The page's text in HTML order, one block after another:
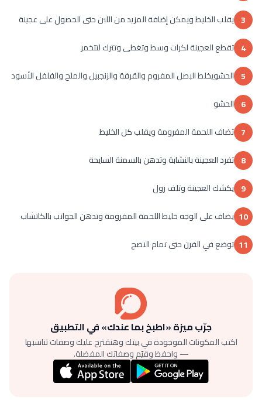
3 يقلب الخليط ويمكن إضافة المزيد من اللبن حتى الحصول على عجينة
4 تقطع العجينة لكرات وسط وتغطى وتترك لتتخمر
5 الحشويخلط البصل المفروم والقرفة والزنجبيل والملح والفلفل الأسود
6 الحشو
7 تضاف اللحمة المفرومة ويقلب كل الخليط
8 تفرد العجينة بالنشابة وتدهن بالسمنة السايحة
9 يكشك العجينة وتلف رول
10 يضاف على الوجه خليط اللحمة المفرومة وتدهن الجوانب بالكاتشاب
11 توضع في الفرن حتى تمام النضج
جرّب ميزة «اطبخ بما عندك» في التطبيق
اكتب المكونات الموجودة في بيتك وهنقترح عليك وصفات تناسبها
— واحفظ وقيّم وصفاتك المفضلة.